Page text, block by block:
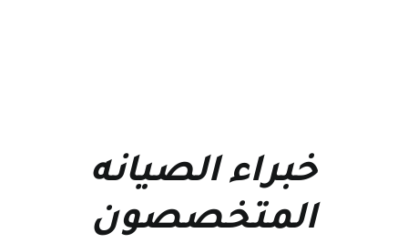
خبراء الصيانه
المتخصصون